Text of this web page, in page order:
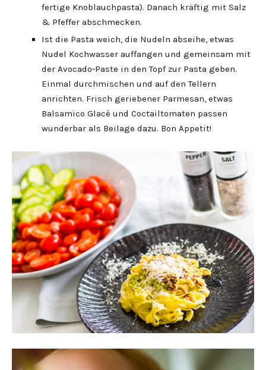
fertige Knoblauchpasta). Danach kräftig mit Salz
& Pfeffer abschmecken.
Ist die Pasta weich, die Nudeln abseihe, etwas
Nudel Kochwasser auffangen und gemeinsam mit
der Avocado-Paste in den Topf zur Pasta geben.
Einmal durchmischen und auf den Tellern
anrichten. Frisch geriebener Parmesan, etwas
Balsamico Glacè und Coctailtomaten passen
wunderbar als Beilage dazu. Bon Appetit!